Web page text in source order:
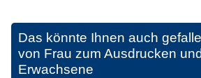
Das könnte Ihnen auch
von Frau zum Ausdrucken
Erwachsene